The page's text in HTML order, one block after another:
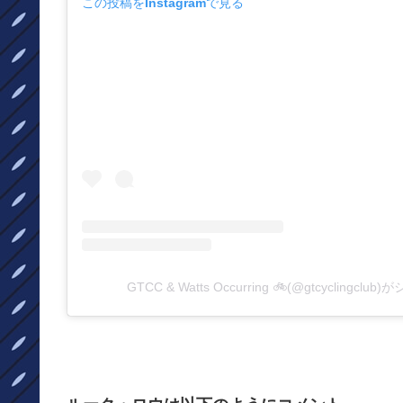
GTCC & Watts Occurring 🚲(@gtcyclingclub)が